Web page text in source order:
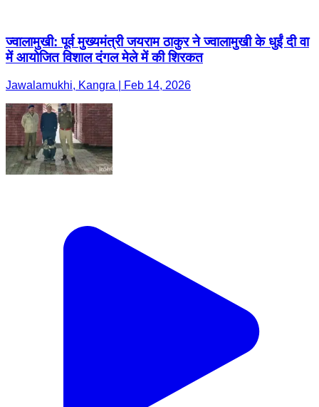
ज्वालामुखी: पूर्व मुख्यमंत्री जयराम ठाकुर ने ज्वालामुखी के धुईं दी वा
में आयोजित विशाल दंगल मेले में की शिरकत
Jawalamukhi, Kangra | Feb 14, 2026